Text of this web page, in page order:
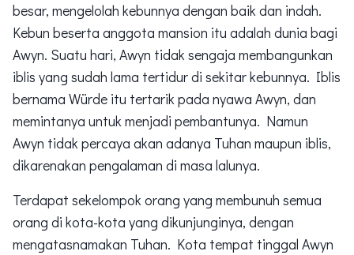
besar, mengelolah kebunnya dengan baik dan indah.
Kebun beserta anggota mansion itu adalah dunia bagi
Awyn. Suatu hari, Awyn tidak sengaja membangunkan
iblis yang sudah lama tertidur di sekitar kebunnya. Iblis
bernama Würde itu tertarik pada nyawa Awyn, dan
memintanya untuk menjadi pembantunya. Namun
Awyn tidak percaya akan adanya Tuhan maupun iblis,
dikarenakan pengalaman di masa lalunya.
Terdapat sekelompok orang yang membunuh semua
orang di kota-kota yang dikunjunginya, dengan
mengatasnamakan Tuhan. Kota tempat tinggal Awyn